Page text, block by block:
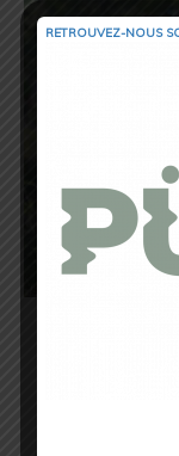
RETROUVEZ-NOUS